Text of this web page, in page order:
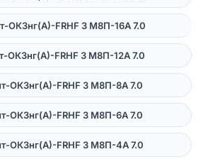
ОКЗнг(А)-FRHF 3 M8П-16A 7.0
ОКЗнг(А)-FRHF 3 M8П-12A 7.0
ОКЗнг(А)-FRHF 3 M8П-8A 7.0
ОКЗнг(А)-FRHF 3 M8П-6A 7.0
ОКЗнг(А)-FRHF 3 M8П-4A 7.0